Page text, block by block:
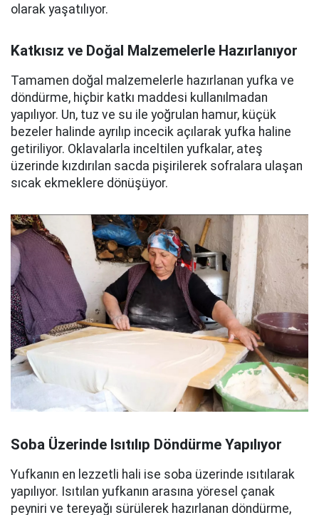
olarak yaşatılıyor.
Katkısız ve Doğal Malzemelerle Hazırlanıyor
Tamamen doğal malzemelerle hazırlanan yufka ve
döndürme, hiçbir katkı maddesi kullanılmadan
yapılıyor. Un, tuz ve su ile yoğrulan hamur, küçük
bezeler halinde ayrılıp incecik açılarak yufka haline
getiriliyor. Oklavalarla inceltilen yufkalar, ateş
üzerinde kızdırılan sacda pişirilerek sofralara ulaşan
sıcak ekmeklere dönüşüyor.
Soba Üzerinde Isıtılıp Döndürme Yapılıyor
Yufkanın en lezzetli hali ise soba üzerinde ısıtılarak
yapılıyor. Isıtılan yufkanın arasına yöresel çanak
peyniri ve tereyağı sürülerek hazırlanan döndürme,